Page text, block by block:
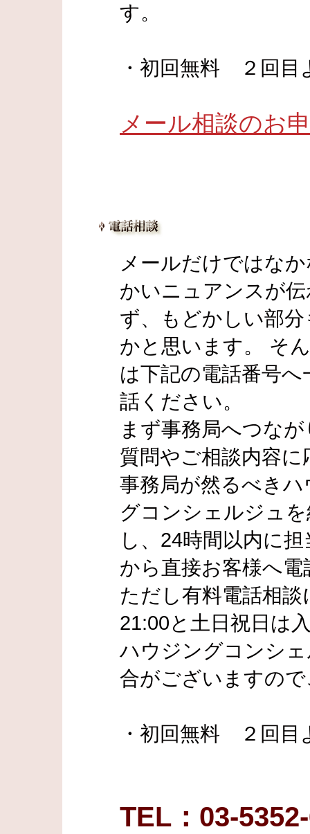
す。
・初回無料 ２回目
メール相談のお
メールだけではな
かいニュアンスが
ず、もどかしい部
かと思います。 そ
は下記の電話番号へ
話ください。
まず事務局へつな
質問やご相談内容に
事務局が然るべきハ
グコンシェルジュ
し、24時間以内に
から直接お客様へ
ただし有料電話相
21:00と土日祝日は
ハウジングコンシ
合がございますの
・初回無料 ２回目
TEL：03-